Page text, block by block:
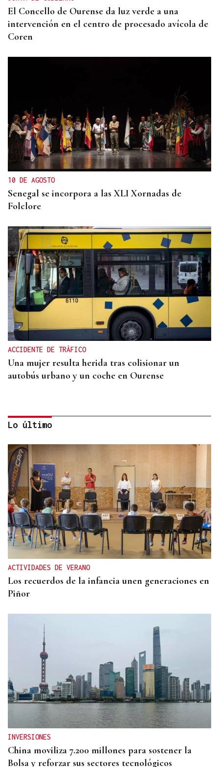
El Concello de Ourense da luz verde a una
intervención en el centro de procesado avícola de
Coren
10 DE AGOSTO
Senegal se incorpora a las XLI Xornadas de
Folclore
ACCIDENTE DE TRÁFICO
Una mujer resulta herida tras colisionar un
autobús urbano y un coche en Ourense
FUEGO FORESTAL
Un nuevo incendio junto a las vías del tren alerta
a los vecinos de Ourense: “Estaba ardendo ao lado
da miña casa”
Lo último
ACTIVIDADES DE VERANO
Los recuerdos de la infancia unen generaciones en
Piñor
INVERSIONES
China moviliza 7.200 millones para sostener la
Bolsa y reforzar sus sectores tecnológicos